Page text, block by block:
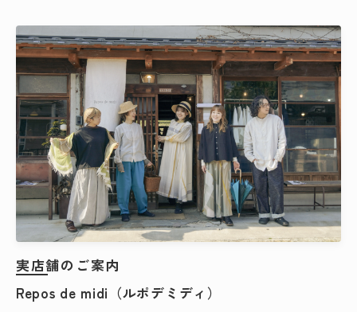
検索する
実店舗のご案内
Repos de midi（ルポデミディ）